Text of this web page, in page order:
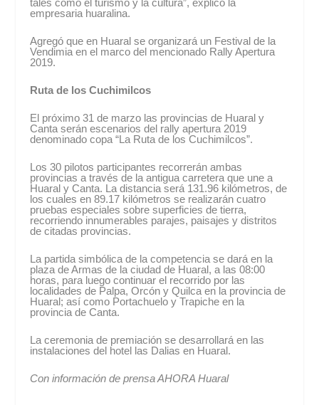
tales como el turismo y la cultura”, explicó la
empresaria huaralina.
Agregó que en Huaral se organizará un Festival de la
Vendimia en el marco del mencionado Rally Apertura
2019.
Ruta de los Cuchimilcos
El próximo 31 de marzo las provincias de Huaral y
Canta serán escenarios del rally apertura 2019
denominado copa “La Ruta de los Cuchimilcos”.
Los 30 pilotos participantes recorrerán ambas
provincias a través de la antigua carretera que une a
Huaral y Canta. La distancia será 131.96 kilómetros, de
los cuales en 89.17 kilómetros se realizarán cuatro
pruebas especiales sobre superficies de tierra,
recorriendo innumerables parajes, paisajes y distritos
de citadas provincias.
La partida simbólica de la competencia se dará en la
plaza de Armas de la ciudad de Huaral, a las 08:00
horas, para luego continuar el recorrido por las
localidades de Palpa, Orcón y Quilca en la provincia de
Huaral; así como Portachuelo y Trapiche en la
provincia de Canta.
La ceremonia de premiación se desarrollará en las
instalaciones del hotel las Dalias en Huaral.
Con información de prensa AHORA Huaral